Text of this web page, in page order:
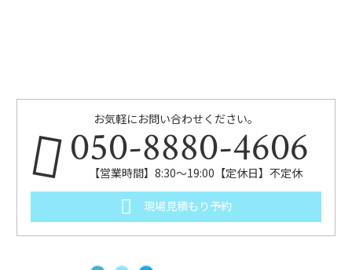
お気軽にお問い合わせください。
050-8880-4606
【営業時間】8:30～19:00【定休日】不定休
現場見積もり予約